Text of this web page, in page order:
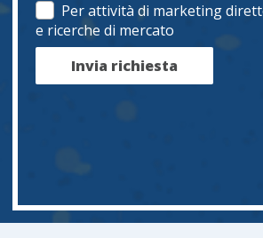
Per attività di marketing
e ricerche di mercato
Invia richiesta